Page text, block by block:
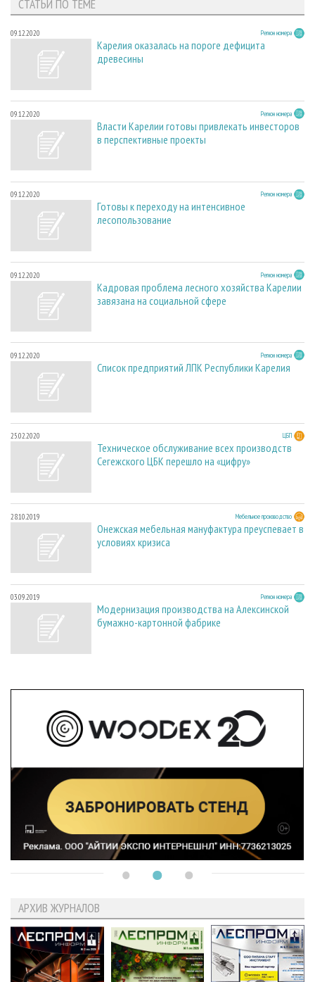
СТАТЬИ ПО ТЕМЕ
09.12.2020 Регион номера
Карелия оказалась на пороге дефицита
древесины
09.12.2020 Регион номера
Власти Карелии готовы привлекать инвесторов
в перспективные проекты
09.12.2020 Регион номера
Готовы к переходу на интенсивное
лесопользование
09.12.2020 Регион номера
Кадровая проблема лесного хозяйства Карелии
завязана на социальной сфере
09.12.2020 Регион номера
Список предприятий ЛПК Республики Карелия
25.02.2020 ЦБП
Техническое обслуживание всех производств
Сегежского ЦБК перешло на «цифру»
28.10.2019 Мебельное производство
Онежская мебельная мануфактура преуспевает в
условиях кризиса
03.09.2019 Регион номера
Модернизация производства на Алексинской
бумажно-картонной фабрике
АРХИВ ЖУРНАЛОВ